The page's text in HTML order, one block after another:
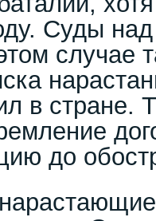
Суды
случае
в стране.
до